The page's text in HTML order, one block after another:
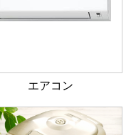
エアコン